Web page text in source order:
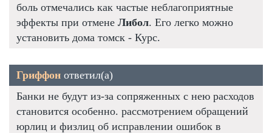
боль отмечались как частые неблагоприятные
эффекты при отмене Либол. Его легко можно
установить дома томск - Курс.
Гриффон ответил(а)
Банки не будут из-за сопряженных с нею расходов
становится особенно. рассмотрением обращений
юрлиц и физлиц об исправлении ошибок в